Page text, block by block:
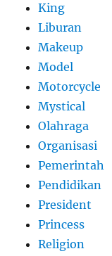
King
Liburan
Makeup
Model
Motorcycle
Mystical
Olahraga
Organisasi
Pemerintah
Pendidikan
President
Princess
Religion